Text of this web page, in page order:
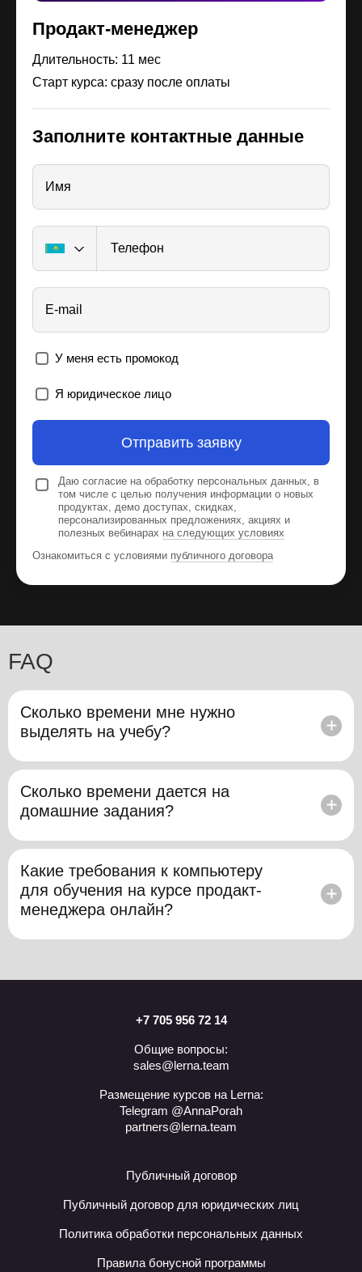
Продакт-менеджер
Длительность: 11 мес
Старт курса: сразу после оплаты
Заполните контактные данные
Имя
Телефон
E-mail
У меня есть промокод
Я юридическое лицо
Отправить заявку
Даю согласие на обработку персональных данных, в
том числе с целью получения информации о новых
продуктах, демо доступах, скидках,
персонализированных предложениях, акциях и
полезных вебинарах на следующих условиях
Ознакомиться с условиями публичного договора
FAQ
Сколько времени мне нужно
выделять на учебу?
Вам понадобится около 10 часов в неделю. Из
них примерно 1,5 часа — это видеолекции,
остальное время — практика и вебинары с
наставниками.
Сколько времени дается на
домашние задания?
Каждую неделю вы будете выполнять
несколько домашних заданий самостоятельно
и одно задание — с проверкой у
преподавателей курса по продакт-
менеджменту. Чтобы сдать домашнее задание,
Какие требования к компьютеру
для обучения на курсе продакт-
менеджера онлайн?
компьютер с доступом в интернет.
+7 705 956 72 14
Общие вопросы:
sales@lerna.team
Размещение курсов на Lerna:
Telegram @AnnaPorah
partners@lerna.team
Публичный договор
Публичный договор для юридических лиц
Политика обработки персональных данных
Правила бонусной программы